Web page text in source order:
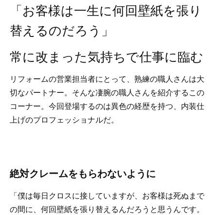
「お客様は一生に何回壁紙を張り
替えるのだろう」
常に改まった気持ちで仕事に臨む
リフォームの営業担当者にとって、熟練の職人さんは大
切なパートナー。そんな凄腕の職人さんを紹介するこの
コーナー。今回登場するのは異色の経歴を持つ、内装仕
上げのプロフェッショナルだ。
絶対クレームをもらわないように
「僕は毎日クロスに接していますが、お客様は死ぬまで
の間に、何回壁紙を張り替えるんだろうと思うんです。